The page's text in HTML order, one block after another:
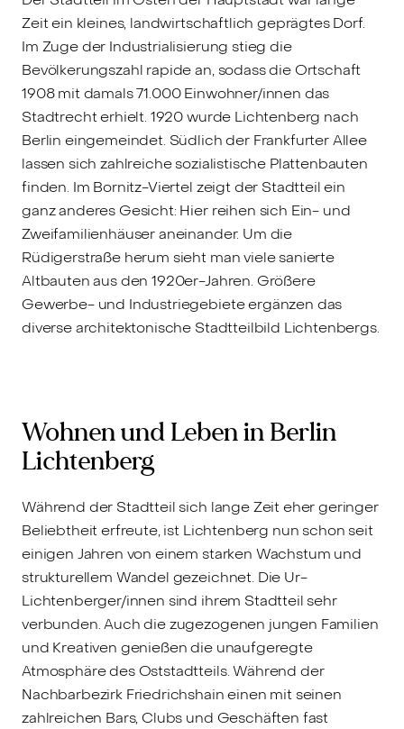
Zeit ein kleines, landwirtschaftlich geprägtes Dorf.
Im Zuge der Industrialisierung stieg die
Bevölkerungszahl rapide an, sodass die Ortschaft
1908 mit damals 71.000 Einwohner/innen das
Stadtrecht erhielt. 1920 wurde Lichtenberg nach
Berlin eingemeindet. Südlich der Frankfurter Allee
lassen sich zahlreiche sozialistische Plattenbauten
finden. Im Bornitz-Viertel zeigt der Stadtteil ein
ganz anderes Gesicht: Hier reihen sich Ein- und
Zweifamilienhäuser aneinander. Um die
Rüdigerstraße herum sieht man viele sanierte
Altbauten aus den 1920er-Jahren. Größere
Gewerbe- und Industriegebiete ergänzen das
diverse architektonische Stadtteilbild Lichtenbergs.
Wohnen und Leben in Berlin
Lichtenberg
Während der Stadtteil sich lange Zeit eher geringer
Beliebtheit erfreute, ist Lichtenberg nun schon seit
einigen Jahren von einem starken Wachstum und
strukturellem Wandel gezeichnet. Die Ur-
Lichtenberger/innen sind ihrem Stadtteil sehr
verbunden. Auch die zugezogenen jungen Familien
und Kreativen genießen die unaufgeregte
Atmosphäre des Oststadtteils. Während der
Nachbarbezirk Friedrichshain einen mit seinen
zahlreichen Bars, Clubs und Geschäften fast